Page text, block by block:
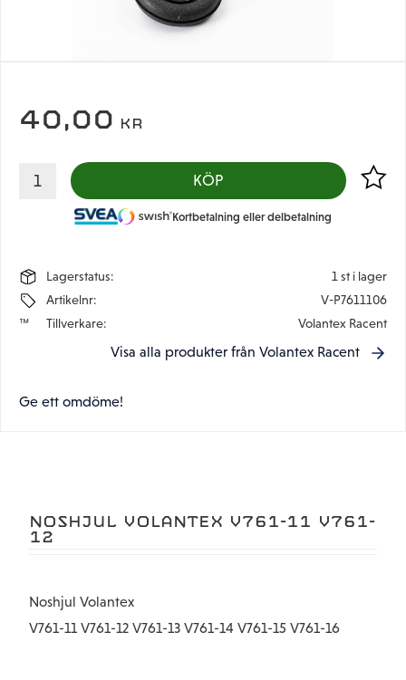
40,00 KR
KÖP Lägg
Kortbetalning eller delbetalning
Lagerstatus
1 st i lager
Artikelnr
V-P7611106
Tillverkare
Volantex Racent
Visa alla produkter från Volantex Racent
Ge ett omdöme!
NOSHJUL VOLANTEX V761-11 V761-
12
Noshjul Volantex
V761-11 V761-12 V761-13 V761-14 V761-15 V761-16